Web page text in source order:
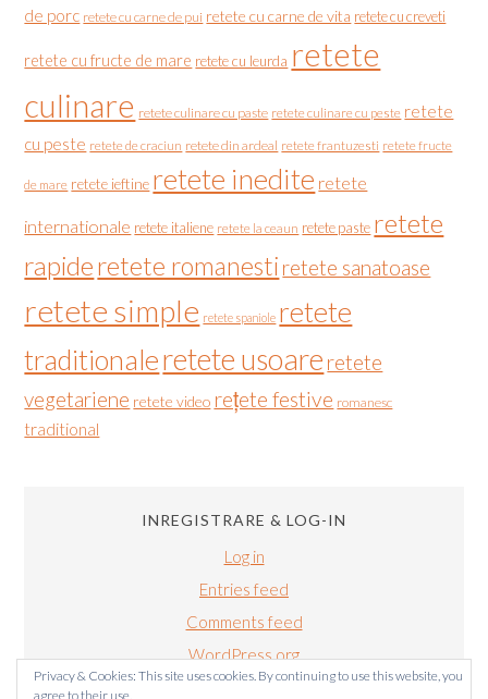
de porc retete cu carne de pui retete cu carne de vita retete cu creveti
retete cu fructe de mare retete cu leurda retete
culinare retete culinare cu paste retete culinare cu peste retete
cu peste retete de craciun retete din ardeal retete frantuzesti retete fructe
de mare retete ieftine retete inedite retete
internationale retete italiene retete la ceaun retete paste retete
rapideretete romanesti retete sanatoase
retete simple retete spaniole retete
traditionaleretete usoare retete
vegetariene retete video rețete festive romanesc
traditional
Privacy & Cookies: This site uses cookies. By continuing to use this website, you
agree to their use.
INREGISTRARE & LOG-IN
Log in
Entries feed
Comments feed
WordPress.org